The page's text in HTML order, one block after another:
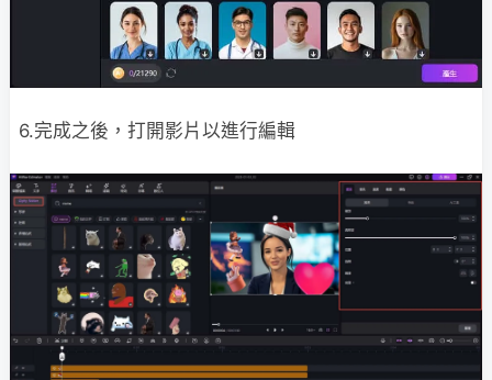
6.完成之後，打開影片以進行編輯